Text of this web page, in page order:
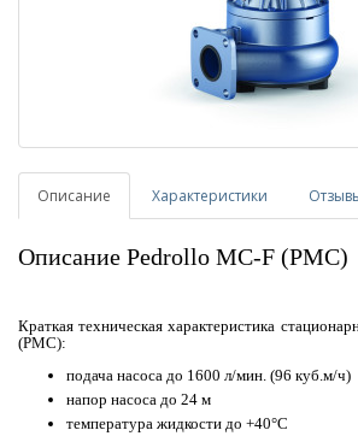
Описание Характеристики
Описание Pedrollo MC-F (PMC)
Краткая техническая характеристика
(PMC):
подача насоса до 1600 л/мин. (96 куб.м/ч)
напор насоса до 24 м
температура жидкости до +40°С